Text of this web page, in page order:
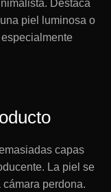
Destaca
piel luminosa o
capas
La piel se
perdona.